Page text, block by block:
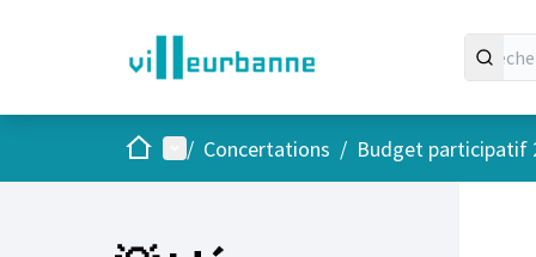
AccueilMenu principal
/ Concertations / Budget participatif